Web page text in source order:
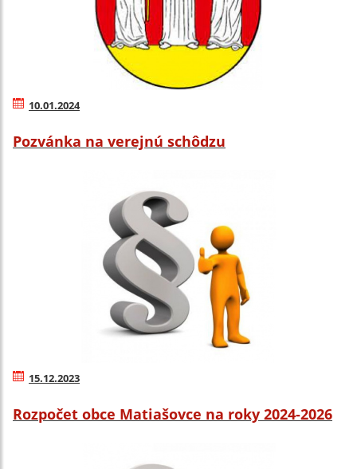
10.01.2024
Pozvánka na verejnú schôdzu
15.12.2023
Rozpočet obce Matiašovce na roky 2024-2026